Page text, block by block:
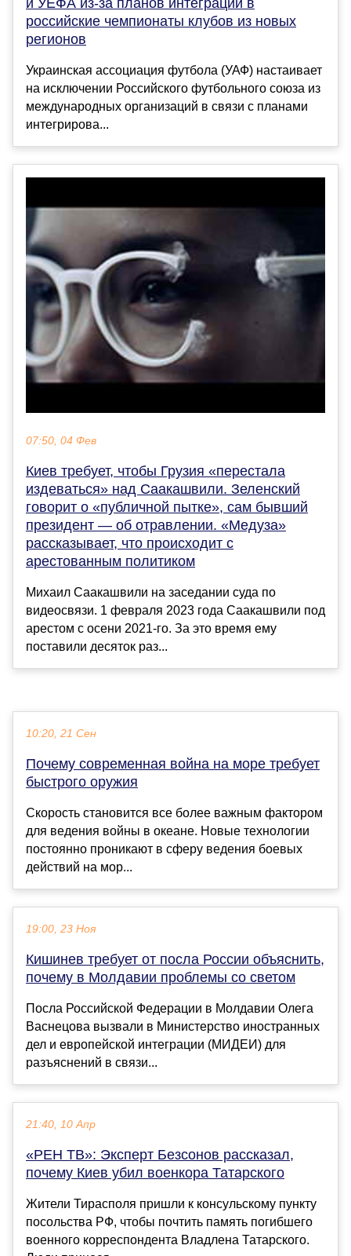
и УЕФА из-за планов интеграции в
российские чемпионаты клубов из новых
регионов
Украинская ассоциация футбола (УАФ) настаивает
на исключении Российского футбольного союза из
международных организаций в связи с планами
интегрирова...
07:50, 04 Фев
Киев требует, чтобы Грузия «перестала
издеваться» над Саакашвили. Зеленский
говорит о «публичной пытке», сам бывший
президент — об отравлении. «Медуза»
рассказывает, что происходит с
арестованным политиком
Михаил Саакашвили на заседании суда по
видеосвязи. 1 февраля 2023 года Саакашвили под
арестом с осени 2021-го. За это время ему
поставили десяток раз...
10:20, 21 Сен
Почему современная война на море требует
быстрого оружия
Скорость становится все более важным фактором
для ведения войны в океане. Новые технологии
постоянно проникают в сферу ведения боевых
действий на мор...
19:00, 23 Ноя
Кишинев требует от посла России объяснить,
почему в Молдавии проблемы со светом
Посла Российской Федерации в Молдавии Олега
Васнецова вызвали в Министерство иностранных
дел и европейской интеграции (МИДЕИ) для
разъяснений в связи...
21:40, 10 Апр
«РЕН ТВ»: Эксперт Безсонов рассказал,
почему Киев убил военкора Татарского
Жители Тирасполя пришли к консульскому пункту
посольства РФ, чтобы почтить память погибшего
военного корреспондента Владлена Татарского.